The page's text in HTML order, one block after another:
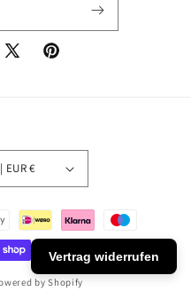
X
Pinterest
Deutschland | EUR €
by Shopify
Vertrag widerrufen